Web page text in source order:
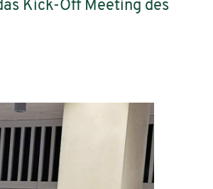
Kick-Off Meeting des